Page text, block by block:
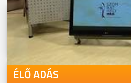
Videóink
Youtube-
ÉLŐ ADÁS